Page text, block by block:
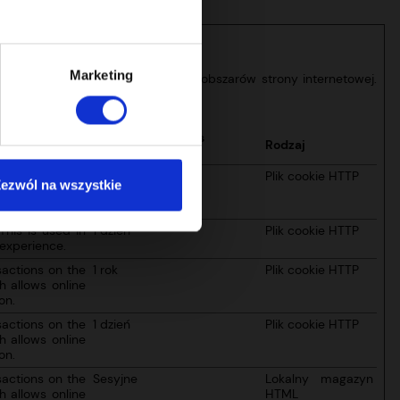
Marketing
na wszystkie
i dostęp do bezpiecznych obszarów strony internetowej.
Maksymalny okres
Rodzaj
bots. This is
on the use
1 dzień Plik cookie HTTP
is used in 1 dzień Plik cookie HTTP
on the
allows online
1 rok Plik cookie HTTP
on the
allows online
1 dzień Plik cookie HTTP
on the
allows online
Sesyjne
Lokalny magazyn
HTML